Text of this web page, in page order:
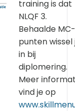
training is dat
NLQF 3.
Behaalde MC-
punten wissel
in bij
diplomering.
Meer
vind je op